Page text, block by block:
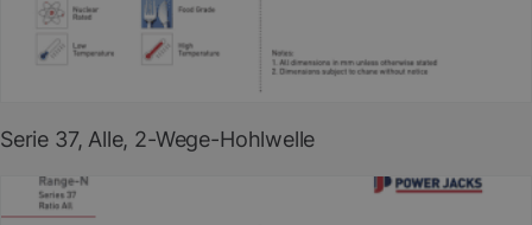
PDF herunterladen
Serie 37, Alle, 2-Wege-Hohlwelle